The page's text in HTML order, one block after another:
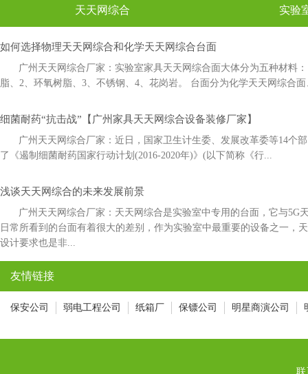
天天网综合 实验
如何选择物理天天网综合和化学天天网综合台面
广州天天网综合厂家：实验室家具天天网综合面大体分为五种材料：
脂、2、环氧树脂、3、不锈钢、4、花岗岩。 台面分为化学天天网综合
细菌耐药“抗击战”【广州家具天天网综合设备装修厂家】
广州天天网综合厂家：近日，国家卫生计生委、发展改革委等14
了《遏制细菌耐药国家行动计划(2016-2020年)》(以下简称《行...
浅谈天天网综合的未来发展前景
广州天天网综合厂家：天天网综合是实验室中专用的台面，它与
日常所看到的台面有着很大的差别，作为实验室中最重要的设备之一，
设计要求也是非...
友情链接
保安公司 弱电工程公司 纸箱厂 保镖公司 明星商演公司
联